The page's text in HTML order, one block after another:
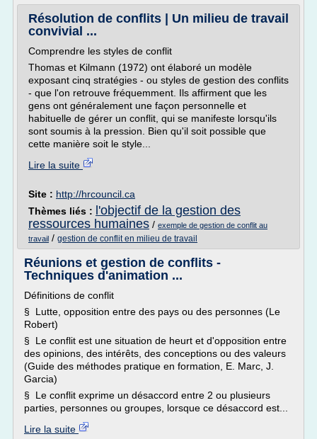
Résolution de conflits | Un milieu de travail
convivial ...
Comprendre les styles de conflit
Thomas et Kilmann (1972) ont élaboré un modèle
exposant cinq stratégies - ou styles de gestion des conflits
- que l'on retrouve fréquemment. Ils affirment que les
gens ont généralement une façon personnelle et
habituelle de gérer un conflit, qui se manifeste lorsqu'ils
sont soumis à la pression. Bien qu'il soit possible que
cette manière soit le style...
Lire la suite
Site : http://hrcouncil.ca
Thèmes liés :
l'objectif de la gestion des
ressources humaines / exemple de gestion de conflit au
travail / gestion de conflit en milieu de travail
Réunions et gestion de conflits -
Techniques d'animation ...
Définitions de conflit
§ Lutte, opposition entre des pays ou des personnes (Le
Robert)
§ Le conflit est une situation de heurt et d'opposition entre
des opinions, des intérêts, des conceptions ou des valeurs
(Guide des méthodes pratique en formation, E. Marc, J.
Garcia)
§ Le conflit exprime un désaccord entre 2 ou plusieurs
parties, personnes ou groupes, lorsque ce désaccord est...
Lire la suite